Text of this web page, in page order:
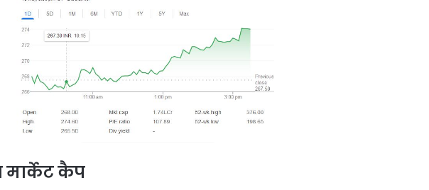
मार्केट कैप